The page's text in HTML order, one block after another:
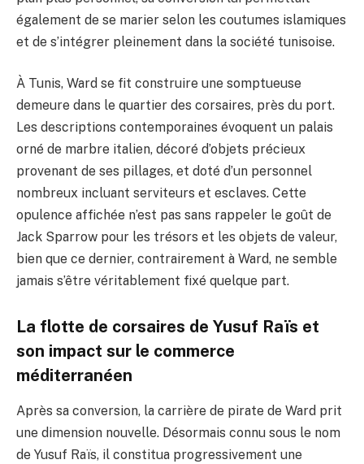
également de se marier selon les coutumes islamiques
et de s’intégrer pleinement dans la société tunisoise.
À Tunis, Ward se fit construire une somptueuse
demeure dans le quartier des corsaires, près du port.
Les descriptions contemporaines évoquent un palais
orné de marbre italien, décoré d’objets précieux
provenant de ses pillages, et doté d’un personnel
nombreux incluant serviteurs et esclaves. Cette
opulence affichée n’est pas sans rappeler le goût de
Jack Sparrow pour les trésors et les objets de valeur,
bien que ce dernier, contrairement à Ward, ne semble
jamais s’être véritablement fixé quelque part.
La flotte de corsaires de Yusuf Raïs et
son impact sur le commerce
méditerranéen
Après sa conversion, la carrière de pirate de Ward prit
une dimension nouvelle. Désormais connu sous le nom
de Yusuf Raïs, il constitua progressivement une